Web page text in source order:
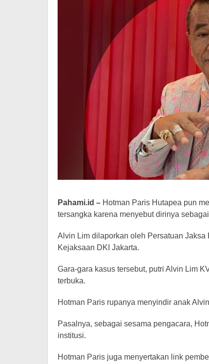
-
Berita
Pahami.id – Hotman Paris Hutapea pun
tersangka karena menyebut dirinya
Alvin Lim dilaporkan oleh Persatuan
Kejaksaan DKI Jakarta.
Gara-gara kasus tersebut, putri Alvin Lim
terbuka.
Hotman Paris rupanya menyindir anak
Pasalnya, sebagai sesama pengacara,
institusi.
Hotman Paris juga menyertakan link